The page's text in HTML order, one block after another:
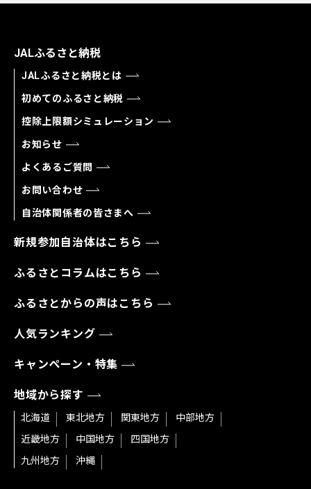
JALふるさと納税
JALふるさと納税とは
初めてのふるさと納税
控除上限額シミュレーション
お知らせ
よくあるご質問
お問い合わせ
自治体関係者の皆さまへ
新規参加自治体はこちら
ふるさとコラムはこちら
ふるさとからの声はこちら
人気ランキング
キャンペーン・特集
地域から探す
北海道 東北地方 関東地方
中部地方
近畿地方
中国地方
四国地方
九州地方
沖縄